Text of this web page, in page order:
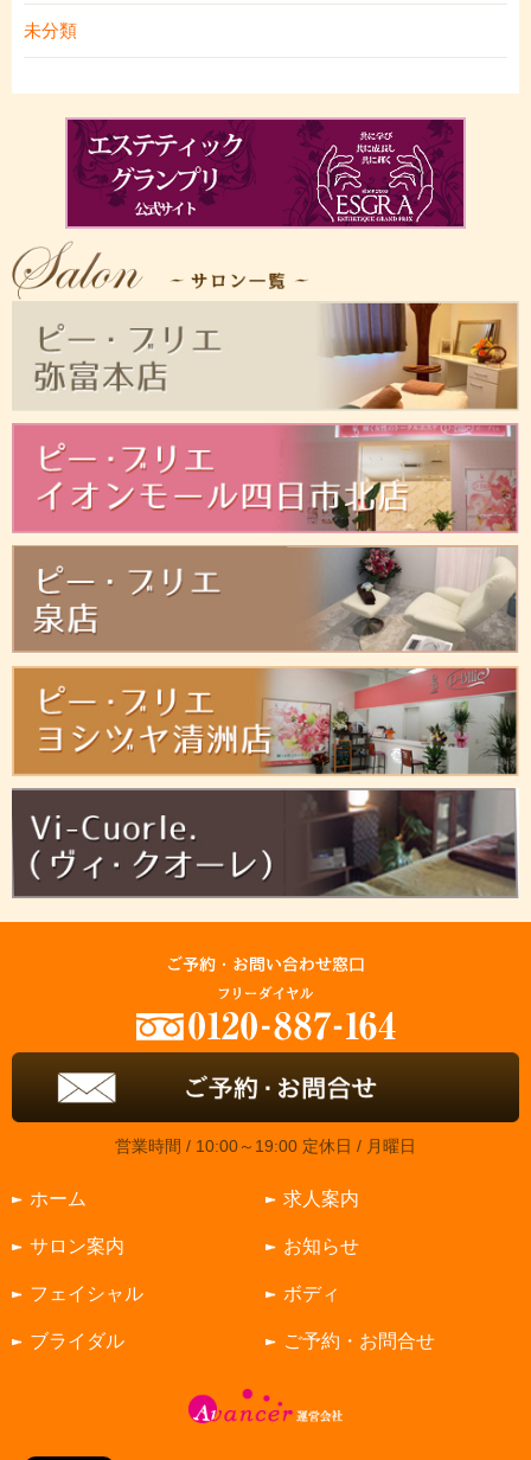
未分類
営業時間 / 10:00～19:00 定休日 / 月曜日
ホーム 求人案内
サロン案内 お知らせ
フェイシャル ボディ
ブライダル ご予約・お問合せ